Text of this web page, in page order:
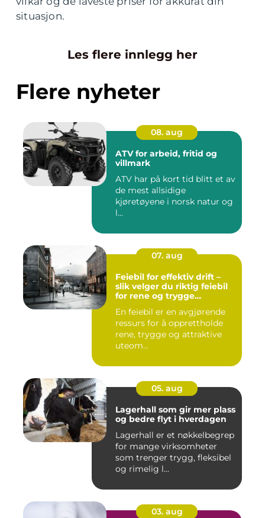
situasjon.
Les flere innlegg her
Flere nyheter
08. aug
ATV for arbeid, fritid og
villmark
ATV har på kort tid blitt et av
de mest allsidige
kjøretøyene i norsk natur og
l...
07. aug
Feiebil for effektiv drift –
slik velger du riktig feiebil
for rene og trygge
En feiebil er en avgjørende
ressurs for å opprettholde
rene, trygge og attraktive
uteom...
05. aug
Lagerhall som gir mer plass
og bedre flyt i hverdagen
Lagerhall er et nøkkelbegrep
for mange virksomheter
som trenger trygg, fleksibel
og rimelig l...
03. aug